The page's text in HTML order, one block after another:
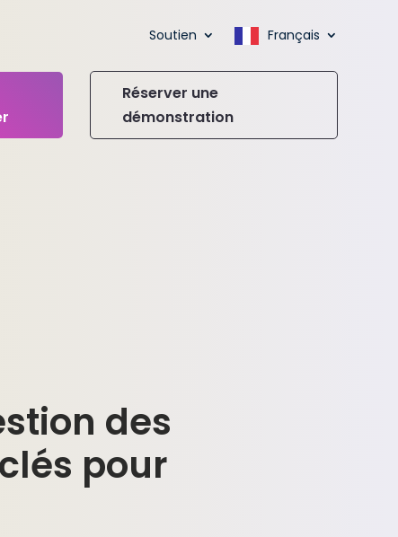
Soutien Français
Réserver une
démonstration
des
pour